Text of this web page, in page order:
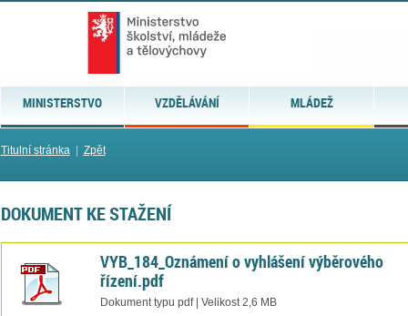
MINISTERSTVO VZDĚLÁVÁNÍ MLÁDEŽ
Titulní stránka| Zpět
DOKUMENT KE STAŽENÍ
VYB_184_Oznámení o vyhlášení výběrového
řízení.pdf
Dokument typu pdf | Velikost 2,6 MB